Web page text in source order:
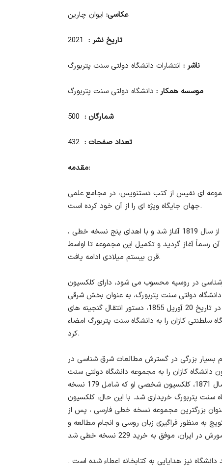
عکاسی: ایوان چارین
تاریخ نشر :
ناشر : انتشارات دانشگاه دولتی سنت پتربورگ
موسسه همکار : دانشگاه دولتی سنت پتربورگ
شمارگان :
تعداد صفحات :
مقدمه:
ای نفیس از کتب دستنویس، در مجامع علمی
جهان جایگاه ویژه ای را از آن خود کرده است.
گرد آوری مجموعه نسخ خطی فارسی در دانشگاه سنت پتربورگ از سال 1819 آغاز شد و با اهدای پنج نسخه خطی ،
رسماً آغاز گردید و تکمیل این مجموعه تا اواسط
قرن بیستم میلادی ادامه یافت.
در روسیه محسوب می شود، دارای کلکسیون
دولتی سنت پتربورگ، به عنوان بخش شرقی
کتابخانه فعالیت میکند. آ.س. نوروف وزیر آموزش و پرورش، در تاریخ 20 آوریل 1855، دستور انتقال گنجینه های
کازان را به دانشگاه سنت پتربورگ امضاء
کرد.
بود که سهم بسیار بزرگی در گسترش مطالعات شرق شناسی در
کازان را به مجموعه دانشگاه دولتی سنت
پتربورگ انتقال داد. حتی پس از درگذشت کاظم بیک، در سال 1871، کلکسیون شخصی او که شامل 179 نسخه
سنت پتربورگ خریداری شد. با این حال، کلکسیون
مشهور الکساندر روماسکویچ ( 1885-1942) به عنوان بزرگترین مجموعه نسخه خطی فارسی ، پس از
به منظور فراگیری زبان روسی و انجام مطالعه و
نیز هدایایی به کتابخانه اعطاء شده است .